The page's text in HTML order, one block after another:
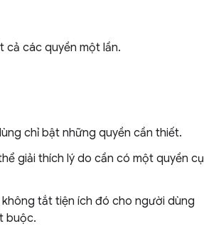
cả các quyền một lần.
chỉ bật những quyền cần thiết.
giải thích lý do cần có một quyền cụ
tắt tiện ích đó cho người dùng
buộc.